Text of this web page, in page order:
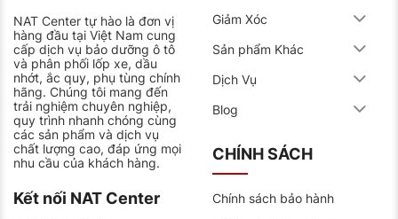
NAT Center tự hào là đơn vị
hàng đầu tại Việt Nam cung
cấp dịch vụ bảo dưỡng ô tô
và phân phối lốp xe, dầu
nhớt, ắc quy, phụ tùng chính
hãng. Chúng tôi mang đến
trải nghiệm chuyên nghiệp,
quy trình nhanh chóng cùng
các sản phẩm và dịch vụ
chất lượng cao, đáp ứng mọi
nhu cầu của khách hàng.
Kết nối NAT Center
Giảm Xóc
Sản phẩm Khác
Dịch Vụ
Blog
CHÍNH SÁCH
Chính sách bảo hành